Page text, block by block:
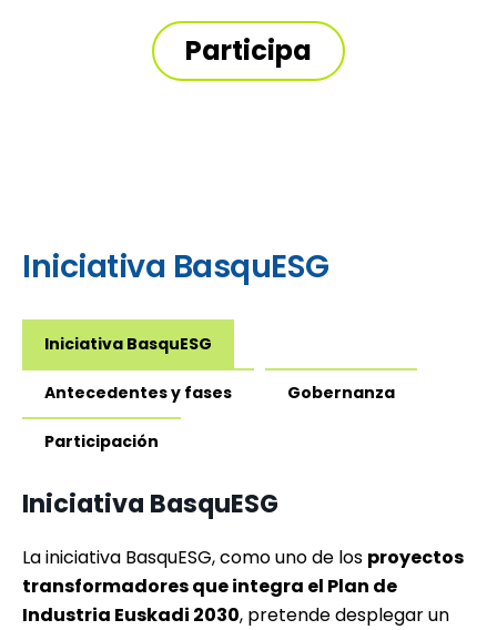
Participa
Iniciativa BasquESG
Iniciativa BasquESG
Antecedentes y fases Gobernanza
Participación
Iniciativa BasquESG
La iniciativa BasquESG, como uno de los proyectos
transformadores que integra el Plan de
Industria Euskadi 2030, pretende desplegar un